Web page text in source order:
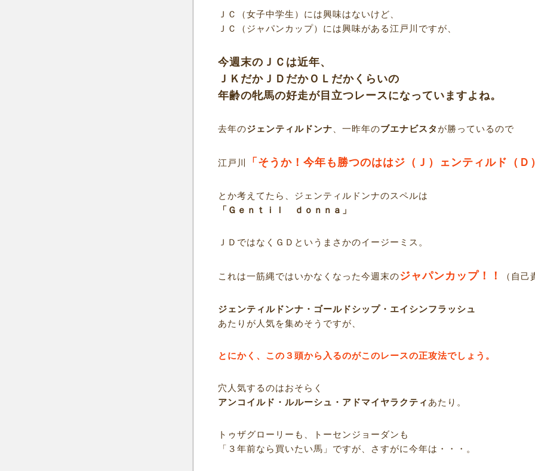
ＪＣ（女子中学生）には興味はないけど、
ＪＣ（ジャパンカップ）には興味がある江戸川ですが、
今週末のＪＣは近年、
ＪＫだかＪＤだかＯＬだかくらいの
年齢の牝馬の好走が目立つレースになっていますよね。
去年のジェンティルドンナ、一昨年のブエナビスタ が勝っているので
江戸川 「そうか！今年も勝つのははジ（Ｊ）ェンティルド（Ｄ
とか考えてたら、ジェンティルドンナのスペルは
「Ｇｅｎｔｉｌ ｄｏｎｎａ」
ＪＤではなくＧＤというまさかのイージーミス。
これは一筋縄ではいかなくなった今週末のジャパンカップ！！ （自己
ジェンティルドンナ・ゴールドシップ・エイシンフラッシュ
あたりが人気を集めそうですが、
とにかく、この３頭から入るのがこのレースの正攻法でしょう。
穴人気するのはおそらく
アンコイルド・ルルーシュ・アドマイヤラクティ あたり。
トゥザグローリーも、トーセンジョーダンも
「３年前なら買いたい馬」ですが、さすがに今年は・・・。